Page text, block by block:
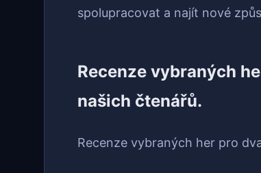
spolupracovat a najít nové
Recenze vybraných
našich čtenářů.
Recenze vybraných her pro